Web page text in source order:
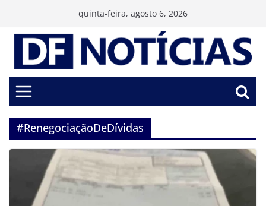
conteúdo
quinta-feira, agosto 6, 2026
#RenegociaçãoDeDívidas